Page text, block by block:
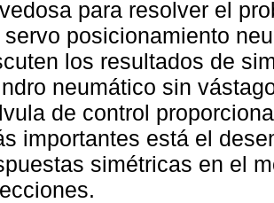
para resolver el
servo posicionamiento
los resultados de
neumático sin
de control
importantes está el
simétricas en el